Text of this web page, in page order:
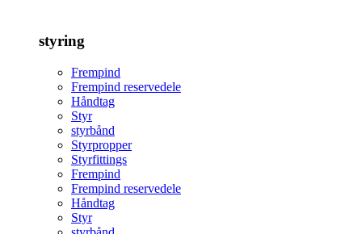
styring
Frempind
Frempind reservedele
Håndtag
Styr
styrbånd
Styrpropper
Styrfittings
Frempind
Frempind reservedele
Håndtag
Styr